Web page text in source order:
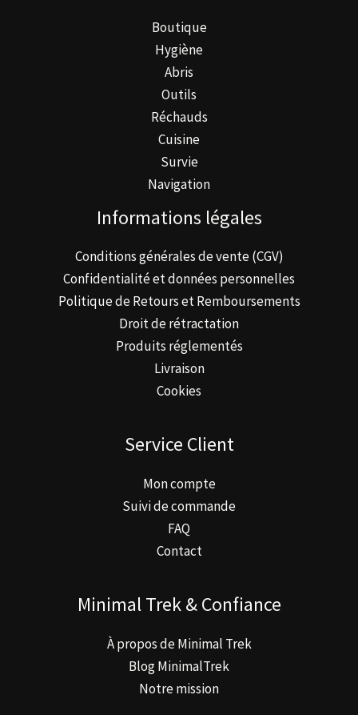
Boutique
Hygiène
Abris
Outils
Réchauds
Cuisine
Survie
Navigation
Informations légales
Conditions générales de vente (CGV)
Confidentialité et données personnelles
Politique de Retours et Remboursements
Droit de rétractation
Produits réglementés
Livraison
Cookies
Service Client
Mon compte
Suivi de commande
FAQ
Contact
Minimal Trek & Confiance
À propos de Minimal Trek
Blog MinimalTrek
Notre mission